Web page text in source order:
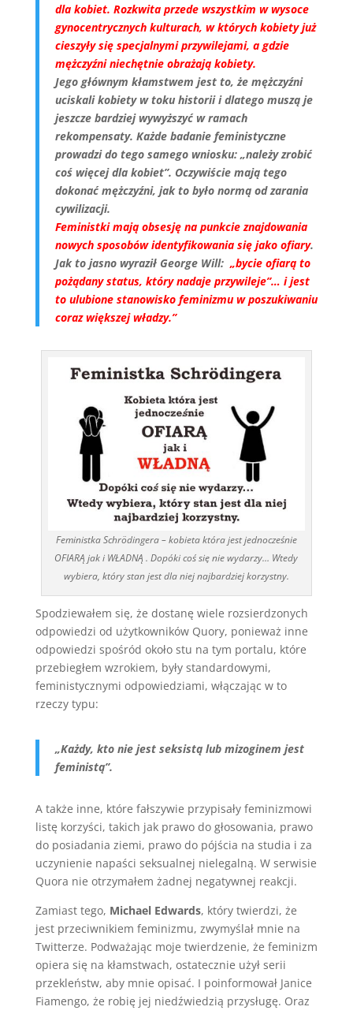
dla kobiet. Rozkwita przede wszystkim w wysoce
gynocentrycznych kulturach, w których kobiety już
cieszyły się specjalnymi przywilejami, a gdzie
mężczyźni niechętnie obrażają kobiety.
Jego głównym kłamstwem jest to, że mężczyźni
uciskali kobiety w toku historii i dlatego muszą je
jeszcze bardziej wywyższyć w ramach
rekompensaty. Każde badanie feministyczne
prowadzi do tego samego wniosku: „należy zrobić
coś więcej dla kobiet”. Oczywiście mają tego
dokonać mężczyźni, jak to było normą od zarania
cywilizacji.
Feministki mają obsesję na punkcie znajdowania
nowych sposobów identyfikowania się jako ofiary.
Jak to jasno wyraził George Will: „bycie ofiarą to
pożądany status, który nadaje przywileje”… i jest
to ulubione stanowisko feminizmu w poszukiwaniu
coraz większej władzy.”
Feministka Schrödingera – kobieta która jest jednocześnie
OFIARĄ jak i WŁADNĄ . Dopóki coś się nie wydarzy… Wtedy
wybiera, który stan jest dla niej najbardziej korzystny.
Spodziewałem się, że dostanę wiele rozsierdzonych
odpowiedzi od użytkowników Quory, ponieważ inne
odpowiedzi spośród około stu na tym portalu, które
przebiegłem wzrokiem, były standardowymi,
feministycznymi odpowiedziami, włączając w to
rzeczy typu:
„Każdy, kto nie jest seksistą lub mizoginem jest
feministą”.
A także inne, które fałszywie przypisały feminizmowi
listę korzyści, takich jak prawo do głosowania, prawo
do posiadania ziemi, prawo do pójścia na studia i za
uczynienie napaści seksualnej nielegalną. W serwisie
Quora nie otrzymałem żadnej negatywnej reakcji.
Zamiast tego, Michael Edwards, który twierdzi, że
jest przeciwnikiem feminizmu, zwymyślał mnie na
Twitterze. Podważając moje twierdzenie, że feminizm
opiera się na kłamstwach, ostatecznie użył serii
przekleństw, aby mnie opisać. I poinformował Janice
Fiamengo, że robię jej niedźwiedzią przysługę. Oraz